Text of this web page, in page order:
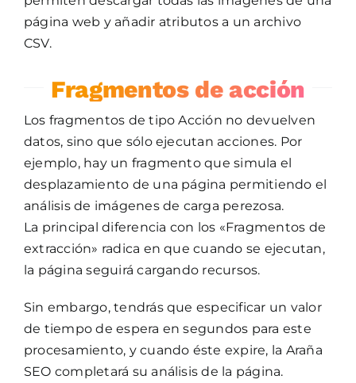
página web y añadir atributos a un archivo
CSV.
Fragmentos de acción
Los fragmentos de tipo Acción no devuelven
datos, sino que sólo ejecutan acciones. Por
ejemplo, hay un fragmento que simula el
desplazamiento de una página permitiendo el
análisis de imágenes de carga perezosa.
La principal diferencia con los «Fragmentos de
extracción» radica en que cuando se ejecutan,
la página seguirá cargando recursos.
Sin embargo, tendrás que especificar un valor
de tiempo de espera en segundos para este
procesamiento, y cuando éste expire, la Araña
SEO completará su análisis de la página.